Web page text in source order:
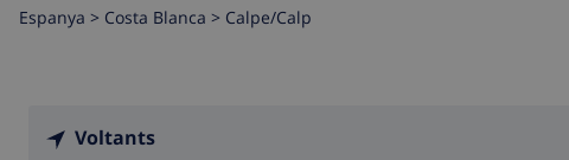
Espanya > Costa Blanca > Calpe/Calp
Voltants